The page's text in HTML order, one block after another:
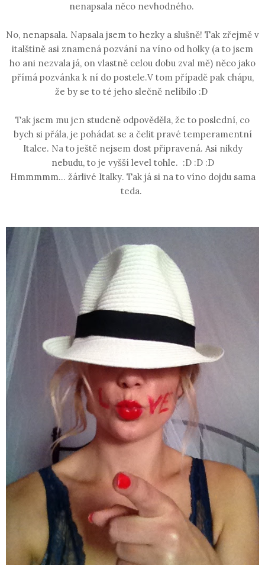
nenapsala něco nevhodného.
No, nenapsala. Napsala jsem to hezky a slušně! Tak zřejmě v
italštině asi znamená pozvání na víno od holky (a to jsem
ho ani nezvala já, on vlastně celou dobu zval mě) něco jako
přímá pozvánka k ní do postele.V tom případě pak chápu,
že by se to té jeho slečně nelíbilo :D
Tak jsem mu jen studeně odpověděla, že to poslední, co
bych si přála, je pohádat se a čelit pravé temperamentní
Italce. Na to ještě nejsem dost připravená. Asi nikdy
nebudu, to je vyšší level tohle. :D :D :D
Hmmmmm... žárlivé Italky. Tak já si na to víno dojdu sama
teda.